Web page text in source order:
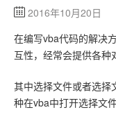
Python
C#
联系站长
2016年10月20日
在编写vba代码的解决
互性，经常会提供各种
其中选择文件或者选择
种在vba中打开选择文